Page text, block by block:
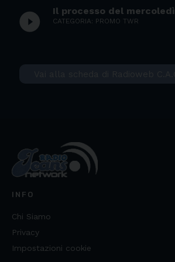
play_circle_filled Il processo del mercoledì
CATEGORIA: PROMO TWR
INFO
Chi Siamo
Privacy
Impostazioni cookie